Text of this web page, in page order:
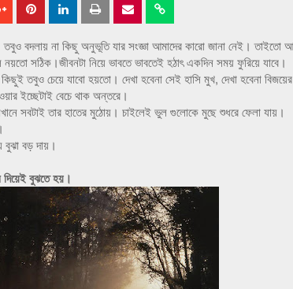
a
r
a
r
বদলায় না কিছু অনুভূতি যার সংজ্ঞা আমাদের কারো জানা নেই। তাইতো
সঠিক।জীবনটা নিয়ে ভাবতে ভাবতেই হঠাৎ একদিন সময় ফুরিয়ে যাবে।
তবুও চেয়ে যাবো হয়তো। দেখা হবেনা সেই হাসি মুখ, দেখা হবেনা বিজয়ের
ইচ্ছেটাই বেচে থাক অন্তরে।
সবটাই তার হাতের মুঠোয়। চাইলেই ভুল গুলোকে মুছে শুধরে ফেলা যায়।
বড় দায়।
বুঝতে হয়।